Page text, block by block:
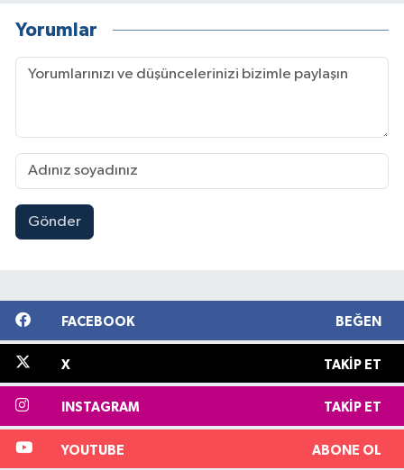
Yorumlar
Gönder
FACEBOOK BEĞEN
X TAKIP ET
INSTAGRAM TAKIP ET
YOUTUBE ABONE OL